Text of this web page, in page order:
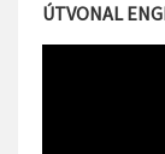
ÚTVONAL